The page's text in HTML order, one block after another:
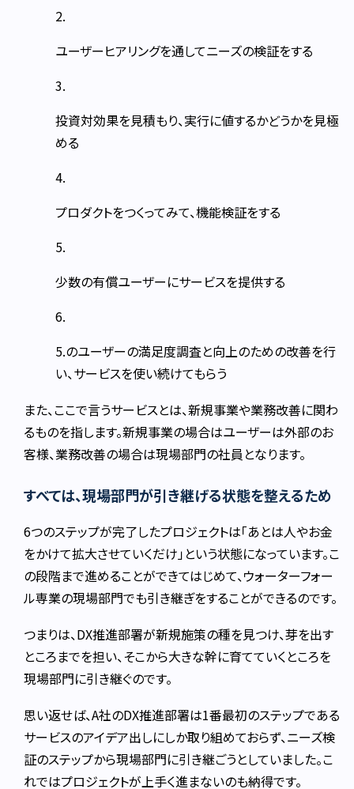
ユーザーヒアリングを通してニーズの検証をする
投資対効果を見積もり、実行に値するかどうかを見極
める
プロダクトをつくってみて、機能検証をする
少数の有償ユーザーにサービスを提供する
5.のユーザーの満足度調査と向上のための改善を行
い、サービスを使い続けてもらう
また、ここで言うサービスとは、新規事業や業務改善に関わ
るものを指します。新規事業の場合はユーザーは外部のお
客様、業務改善の場合は現場部門の社員となります。
すべては、現場部門が引き継げる状態を整えるため
6つのステップが完了したプロジェクトは「あとは人やお金
をかけて拡大させていくだけ」という状態になっています。こ
の段階まで進めることができてはじめて、ウォーターフォー
ル専業の現場部門でも引き継ぎをすることができるのです。
つまりは、DX推進部署が新規施策の種を見つけ、芽を出す
ところまでを担い、そこから大きな幹に育てていくところを
現場部門に引き継ぐのです。
思い返せば、A社のDX推進部署は1番最初のステップである
サービスのアイデア出しにしか取り組めておらず、ニーズ検
証のステップから現場部門に引き継ごうとしていました。こ
れではプロジェクトが上手く進まないのも納得です。